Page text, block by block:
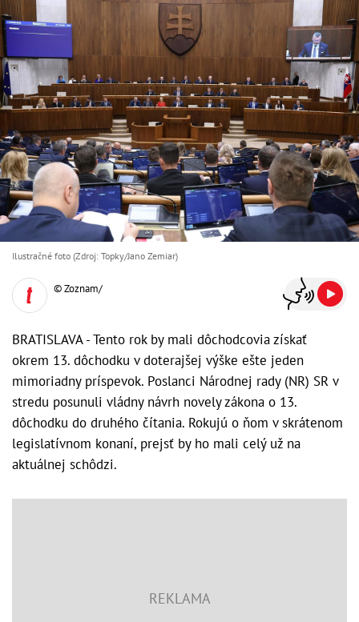
Ilustračné foto (Zdroj: Topky/Jano Zemiar)
© Zoznam/
BRATISLAVA - Tento rok by mali dôchodcovia získať
okrem 13. dôchodku v doterajšej výške ešte jeden
mimoriadny príspevok. Poslanci Národnej rady (NR) SR v
stredu posunuli vládny návrh novely zákona o 13.
dôchodku do druhého čítania. Rokujú o ňom v skrátenom
legislatívnom konaní, prejsť by ho mali celý už na
aktuálnej schôdzi.